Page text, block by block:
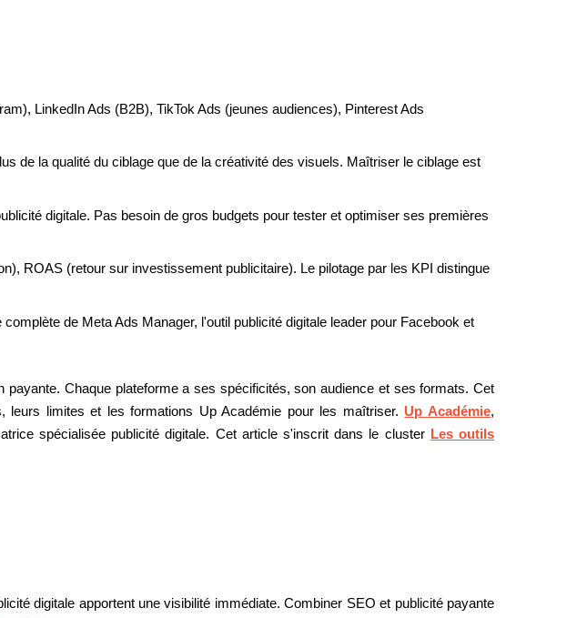
LinkedIn Ads (B2B), TikTok Ads (jeunes audiences), Pinterest Ads
de la qualité du ciblage que de la créativité des visuels. Maîtriser le ciblage est
digitale. Pas besoin de gros budgets pour tester et optimiser ses premières
ROAS (retour sur investissement publicitaire). Le pilotage par les KPI distingue
de Meta Ads Manager, l'outil publicité digitale leader pour Facebook et
Chaque plateforme a ses spécificités, son audience et ses formats. Cet
leurs limites et les formations Up Académie pour les maîtriser. Up Académie,
spécialisée publicité digitale. Cet article s'inscrit dans le cluster Les outils
digitale apportent une visibilité immédiate. Combiner SEO et publicité payante